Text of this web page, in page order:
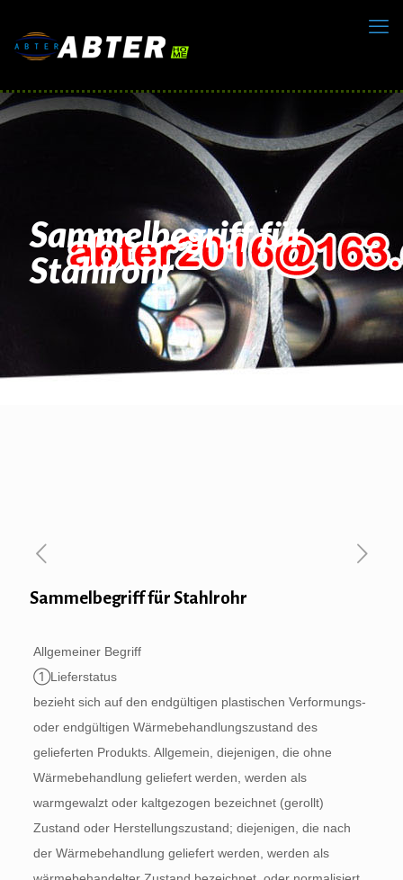
Sammelbegriff für
Stahlrohr
Sammelbegriff für Stahlrohr
Allgemeiner Begriff
①Lieferstatus
bezieht sich auf den endgültigen plastischen Verformungs-
oder endgültigen Wärmebehandlungszustand des
gelieferten Produkts. Allgemein, diejenigen, die ohne
Wärmebehandlung geliefert werden, werden als
warmgewalzt oder kaltgezogen bezeichnet (gerollt)
Zustand oder Herstellungszustand; diejenigen, die nach
der Wärmebehandlung geliefert werden, werden als